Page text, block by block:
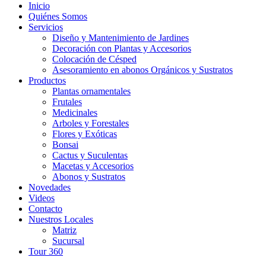
Inicio
Quiénes Somos
Servicios
Diseño y Mantenimiento de Jardines
Decoración con Plantas y Accesorios
Colocación de Césped
Asesoramiento en abonos Orgánicos y Sustratos
Productos
Plantas ornamentales
Frutales
Medicinales
Arboles y Forestales
Flores y Exóticas
Bonsai
Cactus y Suculentas
Macetas y Accesorios
Abonos y Sustratos
Novedades
Videos
Contacto
Nuestros Locales
Matriz
Sucursal
Tour 360